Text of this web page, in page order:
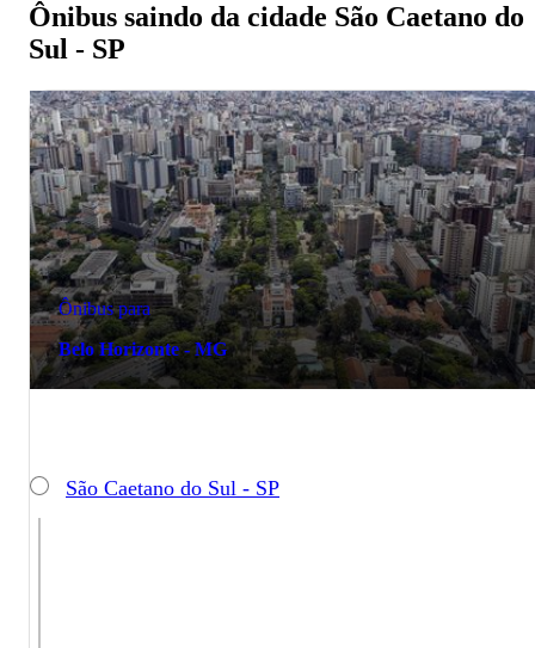
Ônibus saindo da cidade São Caetano do
Sul - SP
Ônibus para
Belo Horizonte - MG
São Caetano do Sul - SP